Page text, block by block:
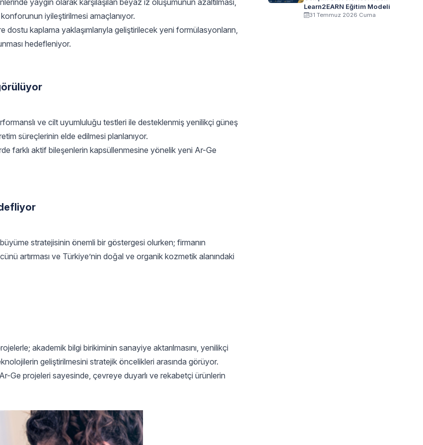
yaygın olarak karşılaşılan beyaz iz oluşumunun azaltılması,
iyileştirilmesi amaçlanıyor.
kaplama yaklaşımlarıyla geliştirilecek yeni formülasyonların,
hedefleniyor.
ve cilt uyumluluğu testleri ile desteklenmiş yenilikçi güneş
süreçlerinin elde edilmesi planlanıyor.
farklı aktif bileşenlerin kapsüllenmesine yönelik yeni Ar-Ge
stratejisinin önemli bir göstergesi olurken; firmanın
artırması ve Türkiye’nin doğal ve organik kozmetik alanındaki
akademik bilgi birikiminin sanayiye aktarılmasını, yenilikçi
geliştirilmesini stratejik öncelikleri arasında görüyor.
Ge projeleri sayesinde, çevreye duyarlı ve rekabetçi ürünlerin
Learn2EARN Eğitim Modeli
31 Temmuz 2026 Cuma